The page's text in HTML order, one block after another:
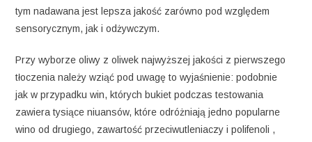
tym nadawana jest lepsza jakość zarówno pod względem
sensorycznym, jak i odżywczym.
Przy wyborze oliwy z oliwek najwyższej jakości z pierwszego
tłoczenia należy wziąć pod uwagę to wyjaśnienie: podobnie
jak w przypadku win, których bukiet podczas testowania
zawiera tysiące niuansów, które odróżniają jedno popularne
wino od drugiego, zawartość przeciwutleniaczy i polifenoli ,